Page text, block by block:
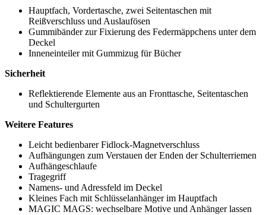
Hauptfach, Vordertasche, zwei Seitentaschen mit
Reißverschluss und Auslaufösen
Gummibänder zur Fixierung des Federmäppchens unter dem
Deckel
Inneneinteiler mit Gummizug für Bücher
Sicherheit
Reflektierende Elemente aus an Fronttasche, Seitentaschen
und Schultergurten
Weitere Features
Leicht bedienbarer Fidlock-Magnetverschluss
Aufhängungen zum Verstauen der Enden der Schulterriemen
Aufhängeschlaufe
Tragegriff
Namens- und Adressfeld im Deckel
Kleines Fach mit Schlüsselanhänger im Hauptfach
MAGIC MAGS: wechselbare Motive und Anhänger lassen